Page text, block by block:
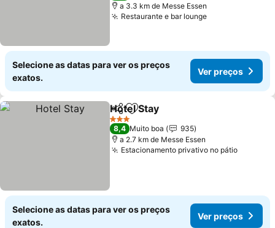
a 3.3 km de Messe Essen
Restaurante e bar loungeVer preços
Selecione as datas para ver os preços
exatos.
Ver preços
PartilharAdicionar aos favoritos
Hotel Stay
3 Estrelas
8,4 Muito boa
935
a 2.7 km de Messe Essen
Estacionamento privativo no pátioVer
Selecione as datas para ver os preços
exatos.
Ver preços